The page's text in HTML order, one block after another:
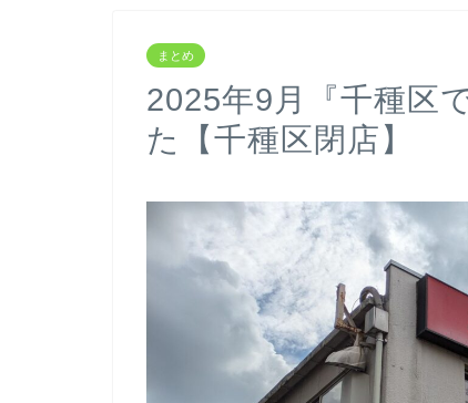
まとめ
2025年9月『千種区
た【千種区閉店】